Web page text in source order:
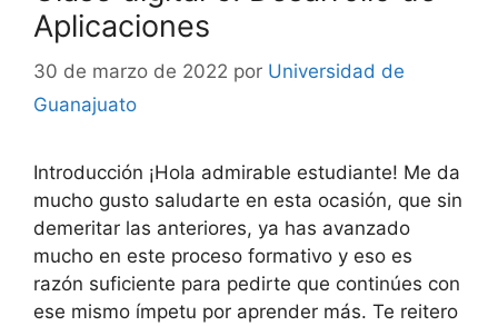
Aplicaciones
30 de marzo de 2022 por Universidad de
Guanajuato
Introducción ¡Hola admirable estudiante! Me da
mucho gusto saludarte en esta ocasión, que sin
demeritar las anteriores, ya has avanzado
mucho en este proceso formativo y eso es
razón suficiente para pedirte que continúes con
ese mismo ímpetu por aprender más. Te reitero